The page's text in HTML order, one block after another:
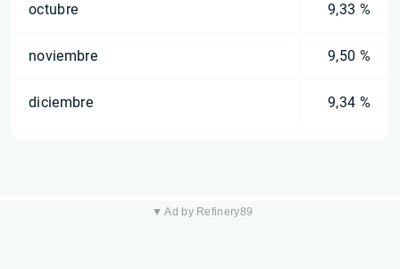
octubre 9,33 %
noviembre 9,50 %
diciembre 9,34 %
▼ Ad by Refinery89